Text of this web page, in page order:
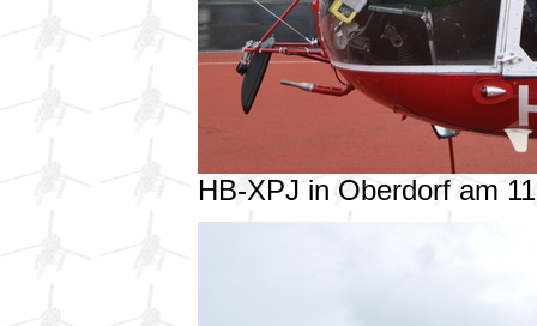
HB-XPJ in Oberdorf am